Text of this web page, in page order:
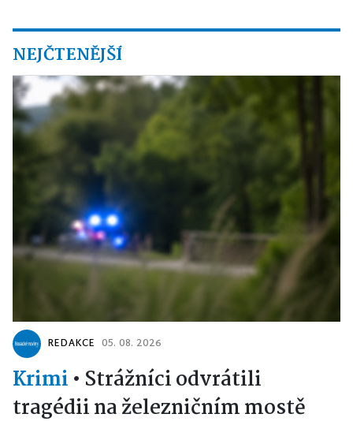
NEJČTENĚJŠÍ
REDAKCE 05. 08. 2026
Krimi • Strážníci odvrátili
tragédii na železničním mostě